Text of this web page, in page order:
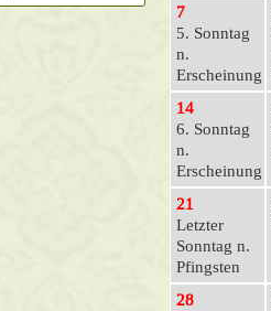
7
5. Sonntag
n.
Erscheinung
14
6. Sonntag
n.
Erscheinung
21
Letzter
Sonntag n.
Pfingsten
28